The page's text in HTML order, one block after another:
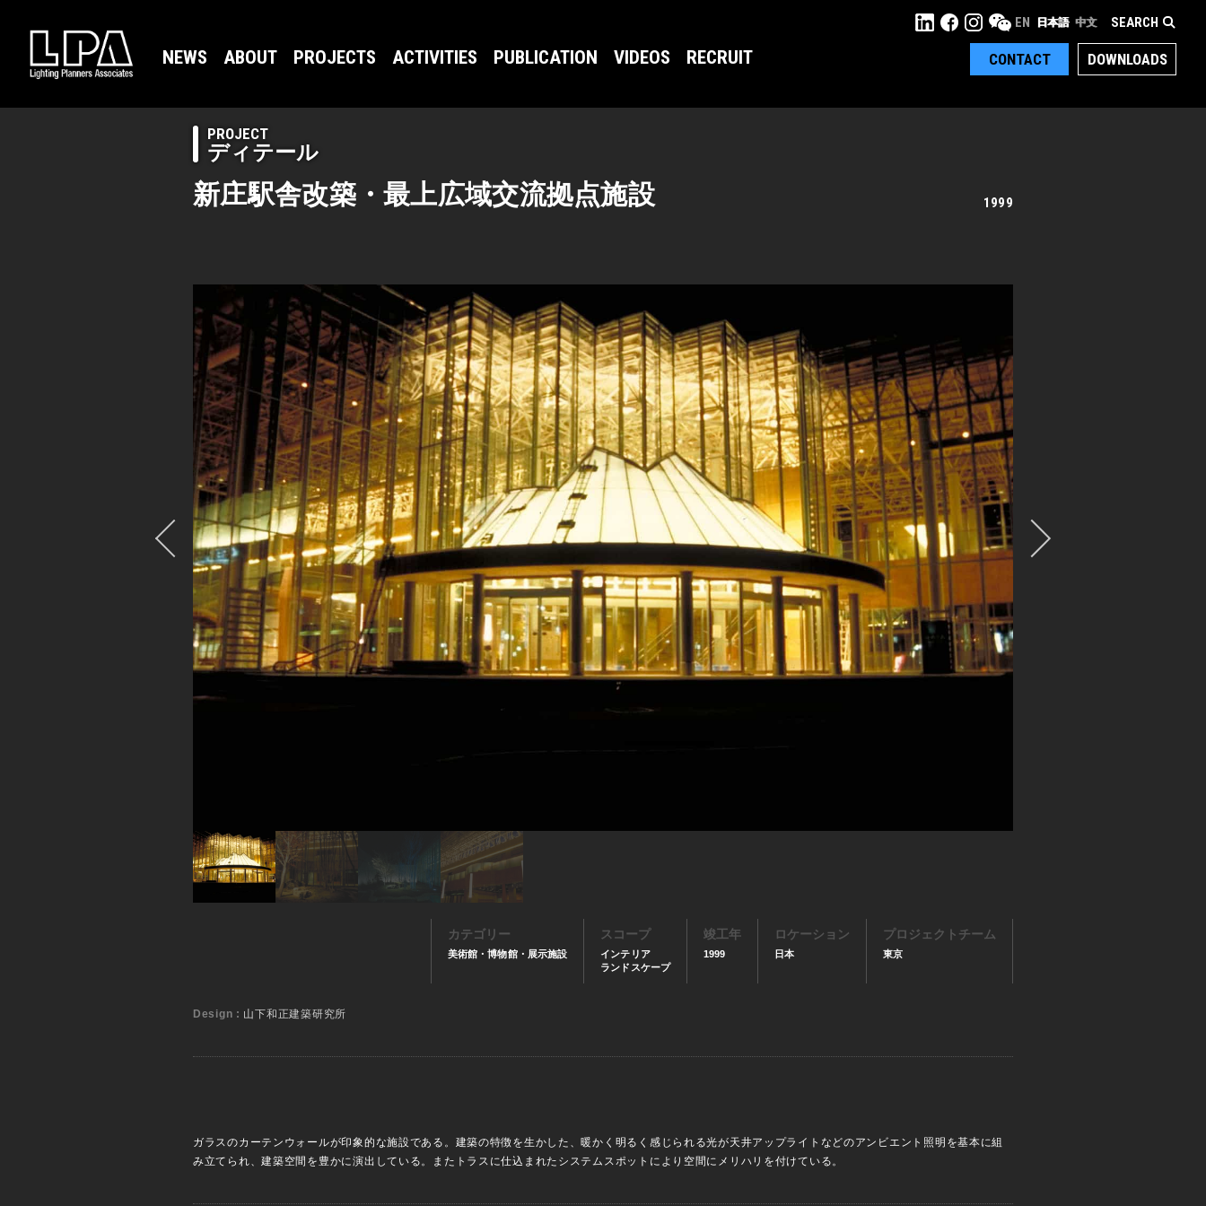
NEWS ABOUT PROJECTS ACTIVITIES PUBLICATION VIDEOS RECRUIT DOWNLOADS
CONTACT
SEARCH
EN 日本語 中文
PROJECT
ディテール
新庄駅舎改築・最上広域交流拠点施設 1999
カテゴリー
美術館・博物館・展示施設
スコープ
インテリア
ランドスケープ
竣工年
1999
ロケーション
日本
プロジェクトチーム
東京
Design : 山下和正建築研究所
ガラスのカーテンウォールが印象的な施設である。建築の特徴を生かした、暖かく明るく感じられる光が天井アップライトなどのアンビエント照明を基本に組
み立てられ、建築空間を豊かに演出している。またトラスに仕込まれたシステムスポットにより空間にメリハリを付けている。